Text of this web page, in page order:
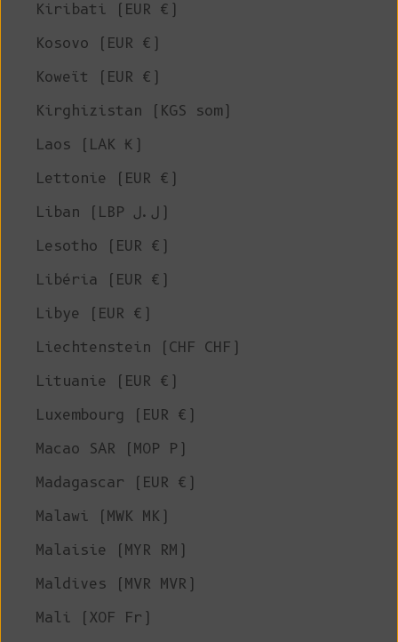
Kiribati (EUR €)
Kosovo (EUR €)
Koweït (EUR €)
Kirghizistan (KGS som)
Laos (LAK ₭)
Lettonie (EUR €)
Liban (LBP ل.ل)
Lesotho (EUR €)
Libéria (EUR €)
Libye (EUR €)
Liechtenstein (CHF CHF)
Lituanie (EUR €)
Luxembourg (EUR €)
Macao SAR (MOP P)
Madagascar (EUR €)
Malawi (MWK MK)
Malaisie (MYR RM)
Maldives (MVR MVR)
Mali (XOF Fr)